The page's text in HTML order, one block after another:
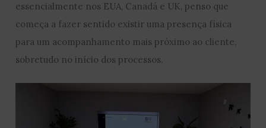
essencialmente nos EUA, Canadá e UK, penso que
começa a fazer sentido existir uma presença física
para um acompanhamento mais próximo ao cliente,
sobretudo no início dos processos.